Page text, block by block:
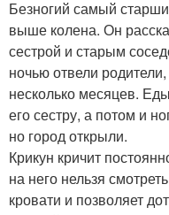
Безногий самый
выше колена. Он
сестрой и старым
ночью отвели
несколько месяцев.
его сестру, а потом и
но город открыли.
Крикун кричит
на него нельзя
кровати и позволяет